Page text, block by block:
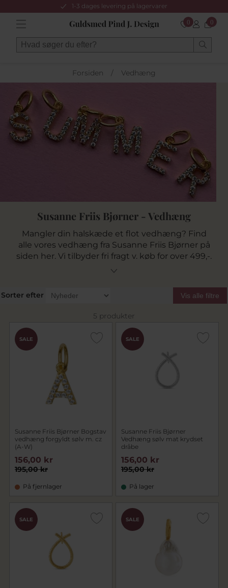
1-3 dages levering på lagervarer
0 0
Forsiden / Vedhæng
Susanne Friis Bjørner - Vedhæng
Mangler din halskæde et flot vedhæng? Find
alle vores vedhæng fra Susanne Friis Bjørner på
siden her. Vi tilbyder fri fragt v. køb for over 499,-.
Sorter efter Vis alle filtre
5 produkter
SALE
Susanne Friis Bjørner Bogstav
vedhæng forgyldt sølv m. cz
(A-W)
195,00 kr
156,00 kr
På fjernlager
SALE
Susanne Friis Bjørner
Vedhæng sølv mat krydset
dråbe
195,00 kr
156,00 kr
På lager
SALE SALE